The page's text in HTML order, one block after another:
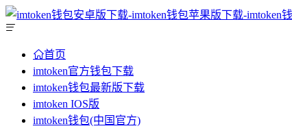
首页
imtoken官方钱包下载
imtoken钱包最新版下载
imtoken IOS版
imtoken钱包(中国官方)